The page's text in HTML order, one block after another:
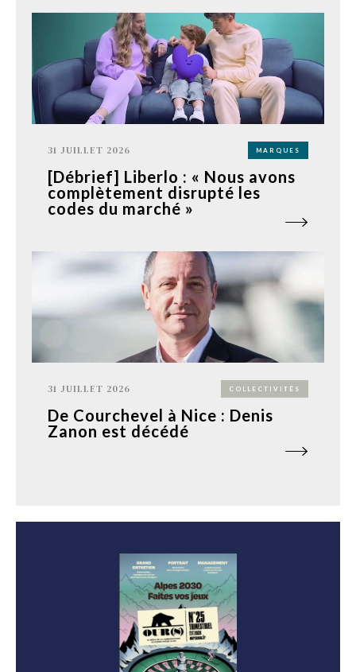
31 JUILLET 2026 MARQUES
[Débrief] Liberlo : « Nous avons
complètement disrupté les
codes du marché »
31 JUILLET 2026 COLLECTIVITÉS
De Courchevel à Nice : Denis
Zanon est décédé